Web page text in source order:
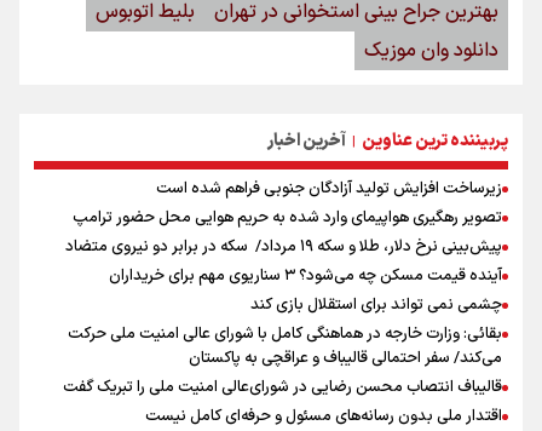
پربیننده ترین عناوین | آخرین اخبار
زیرساخت افزایش تولید آزادگان جنوبی فراهم شده است
تصویر رهگیری هواپیمای وارد شده به حریم هوایی محل حضور ترامپ
پیش‌بینی نرخ دلار، طلا و سکه ۱۹ مرداد/ سکه در برابر دو نیروی متضاد
آینده قیمت مسکن چه می‌شود؟ ۳ سناریوی مهم برای خریداران
چشمی نمی تواند برای استقلال بازی کند
بقائی: وزارت خارجه در هماهنگی کامل با شورای عالی امنیت ملی حرکت
می‌کند/ سفر احتمالی قالیباف و عراقچی به پاکستان
قالیباف انتصاب محسن رضایی در شورای‌عالی امنیت ملی را تبریک گفت
اقتدار ملی بدون رسانه‌های مسئول و حرفه‌ای کامل نیست
بهترین جراح بینی استخوانی در تهران
بلیط اتوبوس
دانلود وان موزیک